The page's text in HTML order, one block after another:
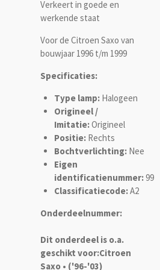
Verkeert in goede en
werkende staat
Voor de Citroen Saxo van
bouwjaar 1996 t/m 1999
Specificaties:
Type lamp: Halogeen
Origineel /
Imitatie:Origineel
Positie: Rechts
Bochtverlichting: Nee
Eigen
identificatienummer:99
Classificatiecode:A2
Onderdeelnummer:
Dit onderdeel is o.a.
geschikt voor:Citroen
Saxo • ('96-'03)